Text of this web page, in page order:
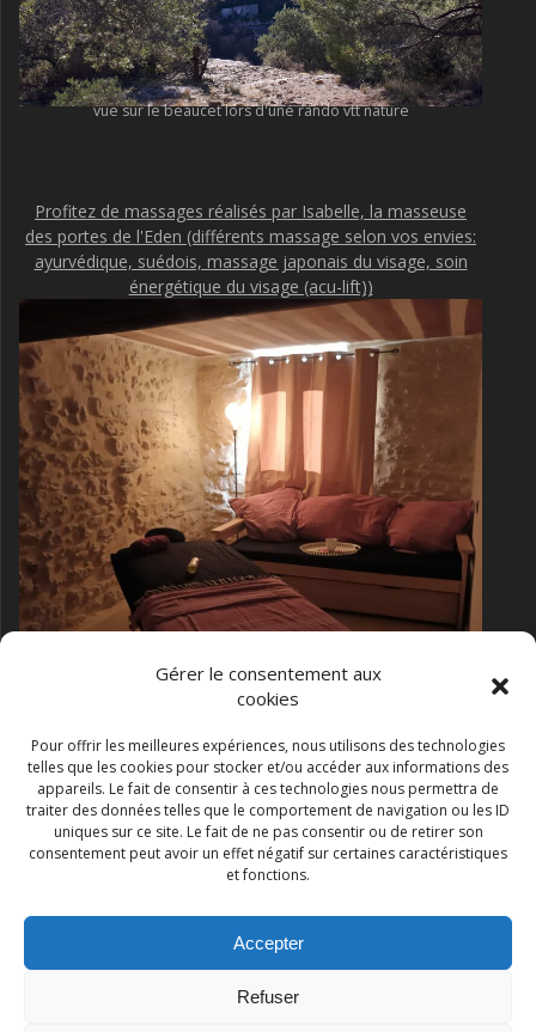
Gérer le consentement aux
cookies
Pour offrir les meilleures expériences, nous utilisons des technologies
telles que les cookies pour stocker et/ou accéder aux informations des
appareils. Le fait de consentir à ces technologies nous permettra de
traiter des données telles que le comportement de navigation ou les ID
uniques sur ce site. Le fait de ne pas consentir ou de retirer son
consentement peut avoir un effet négatif sur certaines caractéristiques
et fonctions.
Accepter
Refuser
vue sur le beaucet lors d'une rando vtt nature
Profitez de massages réalisés par Isabelle, la masseuse
des portes de l'Eden (différents massage selon vos envies:
ayurvédique, suédois, massage japonais du visage, soin
énergétique du visage (acu-lift))
massage bien être dans la salle de massage de la
chambre romantique
Les Gites du Beaumont